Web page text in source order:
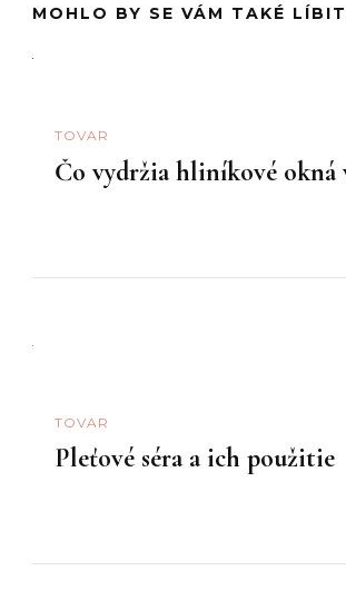
MOHLO BY SE VÁM TAKÉ
TOVAR
Čo vydržia hliníkové okná
TOVAR
Pleťové séra a ich použitie